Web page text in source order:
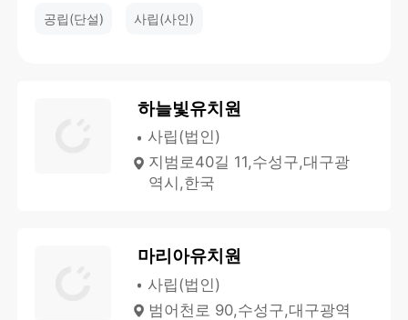
공립(단설) 사립(사인)
하늘빛유치원
사립(법인)
지범로40길 11,수성구,대구광
역시,한국
마리아유치원
사립(법인)
범어천로 90,수성구,대구광역